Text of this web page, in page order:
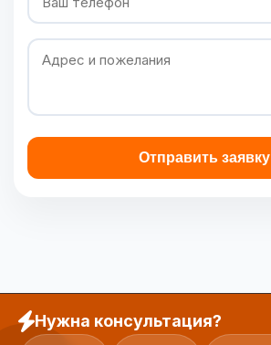
Отправить заявку
Нужна консультация?